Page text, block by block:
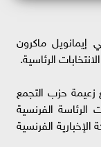
إيمانويل ماكرون
الرئاسية.
زعيمة حزب التجمع
الرئاسة الفرنسية
الفرنسية